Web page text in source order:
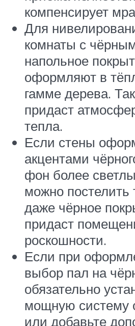
компенсирует
Для
комнаты с
напольное
оформляют в
гамме дерева.
придаст
тепла.
Если стены
акцентами
фон более
можно постелить
даже чёрное
придаст
роскошности.
Если при
выбор пал на
обязательно
мощную систему
или добавьте